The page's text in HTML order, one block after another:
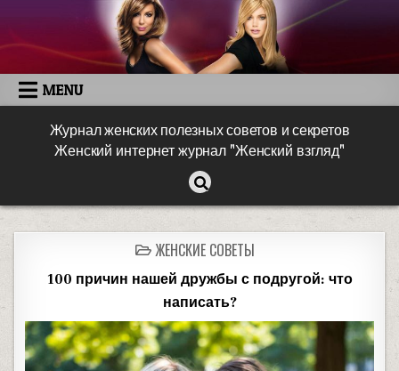
MENU
Журнал женских полезных советов и секретов
Женский интернет журнал "Женский взгляд"
ЖЕНСКИЕ СОВЕТЫ
100 причин нашей дружбы с подругой: что
написать?